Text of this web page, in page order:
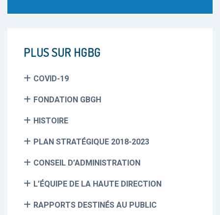
PLUS SUR HGBG
COVID-19
FONDATION GBGH
HISTOIRE
PLAN STRATÉGIQUE 2018-2023
CONSEIL D’ADMINISTRATION
L’ÉQUIPE DE LA HAUTE DIRECTION
RAPPORTS DESTINÉS AU PUBLIC